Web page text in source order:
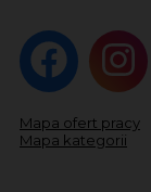
Mapa ofert pracy
Mapa kategorii